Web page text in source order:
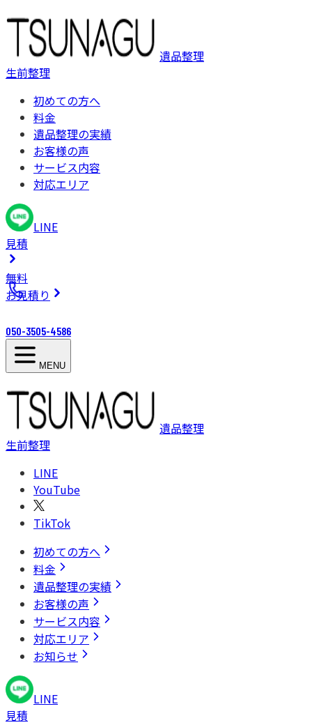
遺品整理
生前整理
初めての方へ
料金
遺品整理の実績
お客様の声
サービス内容
対応エリア
LINE
見積
無料
お見積り
050-3505-4586
MENU
遺品整理
生前整理
LINE
YouTube
TikTok
初めての方へ
料金
遺品整理の実績
お客様の声
サービス内容
対応エリア
お知らせ
LINE
見積